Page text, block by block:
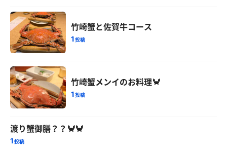
竹崎蟹と佐賀牛コース
1投稿
竹崎蟹メンイのお料理🦀
1投稿
渡り蟹御膳？？🦀🦀
1投稿